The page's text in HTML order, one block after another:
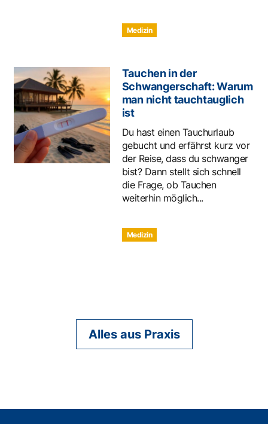
Medizin
Tauchen in der
Schwangerschaft: Warum
man nicht tauchtauglich
ist
Du hast einen Tauchurlaub
gebucht und erfährst kurz vor
der Reise, dass du schwanger
bist? Dann stellt sich schnell
die Frage, ob Tauchen
weiterhin möglich...
Medizin
Alles aus Praxis